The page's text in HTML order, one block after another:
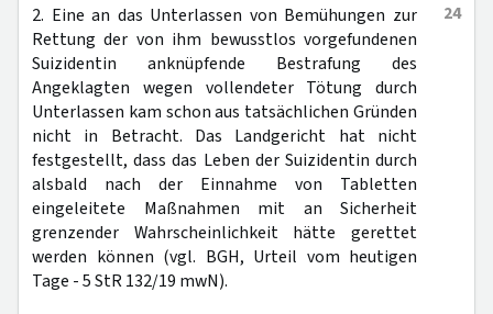
24
2. Eine an das Unterlassen von Bemühungen zur
Rettung der von ihm bewusstlos vorgefundenen
Suizidentin anknüpfende Bestrafung des
Angeklagten wegen vollendeter Tötung durch
Unterlassen kam schon aus tatsächlichen Gründen
nicht in Betracht. Das Landgericht hat nicht
festgestellt, dass das Leben der Suizidentin durch
alsbald nach der Einnahme von Tabletten
eingeleitete Maßnahmen mit an Sicherheit
grenzender Wahrscheinlichkeit hätte gerettet
werden können (vgl. BGH, Urteil vom heutigen
Tage - 5 StR 132/19 mwN).